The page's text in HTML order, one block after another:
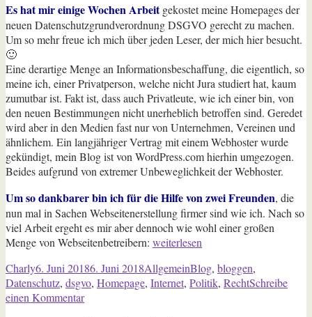
Es hat mir einige Wochen Arbeitgekostet meine Homepages der
neuen Datenschutzgrundverordnung DSGVO gerecht zu machen.
Um so mehr freue ich mich über jeden Leser, der mich hier besucht.
🙂
Eine derartige Menge an Informationsbeschaffung, die eigentlich, so
meine ich, einer Privatperson, welche nicht Jura studiert hat, kaum
zumutbar ist. Fakt ist, dass auch Privatleute, wie ich einer bin, von
den neuen Bestimmungen nicht unerheblich betroffen sind. Geredet
wird aber in den Medien fast nur von Unternehmen, Vereinen und
ähnlichem. Ein langjähriger Vertrag mit einem Webhoster wurde
gekündigt, mein Blog ist von WordPress.com hierhin umgezogen.
Beides aufgrund von extremer Unbeweglichkeit der Webhoster.
Um so dankbarer bin ich für die Hilfe von zwei Freunden, die
nun mal in Sachen Webseitenerstellung firmer sind wie ich. Nach so
viel Arbeit ergeht es mir aber dennoch wie wohl einer großen
Menge von Webseitenbetreibern: „Alles
macht
der
weiterlesen
Autor
CharlyVeröffentlicht
am
6. Juni 20186. Juni 2018Kategorien
AllgemeinSchlagwörter
Blog, bloggen,
Datenschutz, dsgvo, Homepage, Internet, Politik, RechtSchreibe
einen Kommentarzu